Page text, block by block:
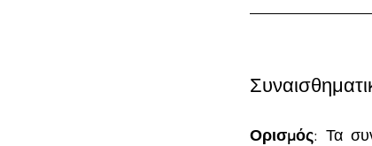
Ορισμός: Τα